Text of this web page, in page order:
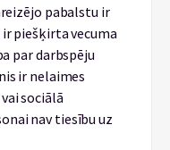
pabalstu ir
piešķirta vecuma
par darbspēju
ir nelaimes
sociālā
nav tiesību uz